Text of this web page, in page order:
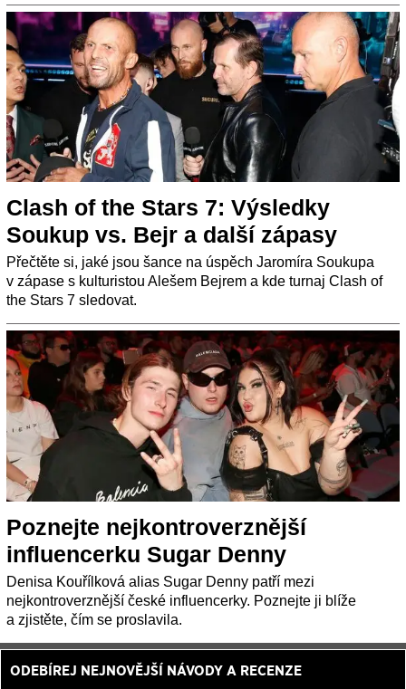
Clash of the Stars 7: Výsledky
Soukup vs. Bejr a další zápasy
Přečtěte si, jaké jsou šance na úspěch Jaromíra Soukupa
v zápase s kulturistou Alešem Bejrem a kde turnaj Clash of
the Stars 7 sledovat.
Poznejte nejkontroverznější
influencerku Sugar Denny
Denisa Kouřílková alias Sugar Denny patří mezi
nejkontroverznější české influencerky. Poznejte ji blíže
a zjistěte, čím se proslavila.
ODEBÍREJ NEJNOVĚJŠÍ NÁVODY A RECENZE